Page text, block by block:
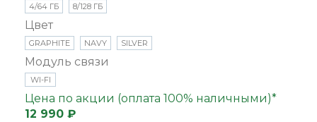
4/64 ГБ 8/128 ГБ
Цвет
GRAPHITE NAVY SILVER
Модуль связи
WI-FI
Цена по акции (оплата 100% наличными)*
12 990 ₽